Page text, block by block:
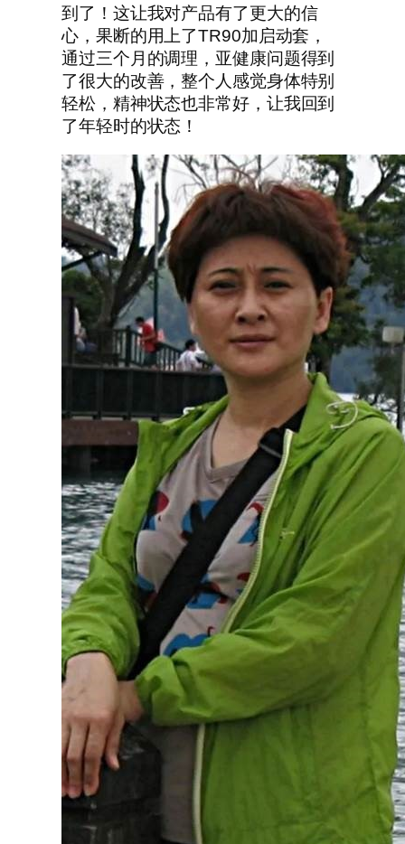
到了！这让我对产品有了更大的信
心，果断的用上了TR90加启动套，
通过三个月的调理，亚健康问题得到
了很大的改善，整个人感觉身体特别
轻松，精神状态也非常好，让我回到
了年轻时的状态！